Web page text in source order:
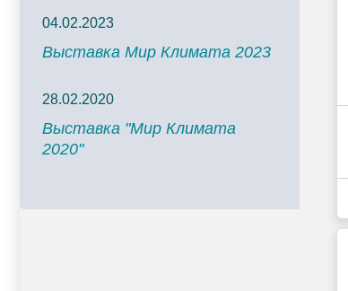
04.02.2023
Выставка Мир Климата 2023
28.02.2020
Выставка "Мир Климата
2020"